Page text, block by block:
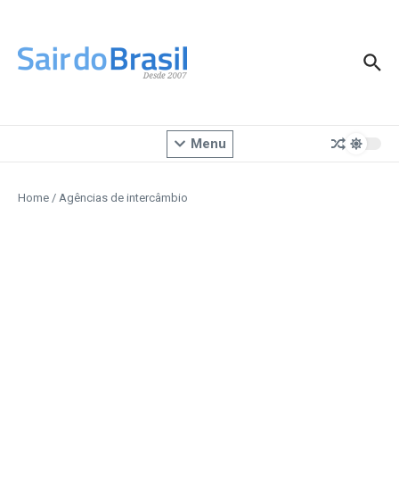
Menu
Home / Agências de intercâmbio